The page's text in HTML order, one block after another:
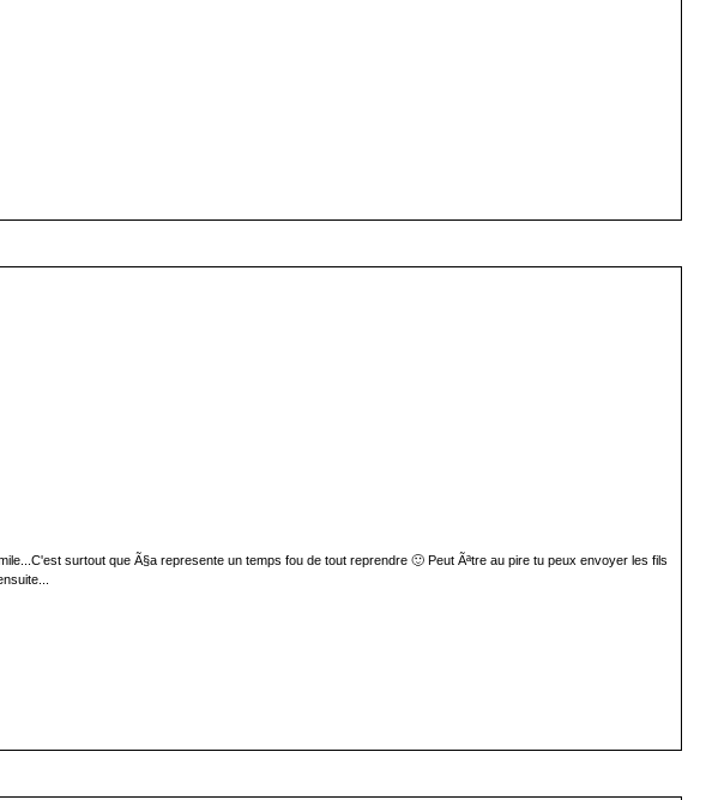
...C'est surtout que Ã§a represente un temps fou de tout reprendre 🙂 Peut Ãªtre au pire tu peux envoyer les fils